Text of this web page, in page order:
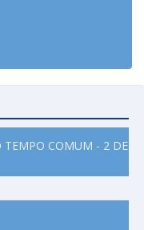
TEMPO COMUM - 2 DE